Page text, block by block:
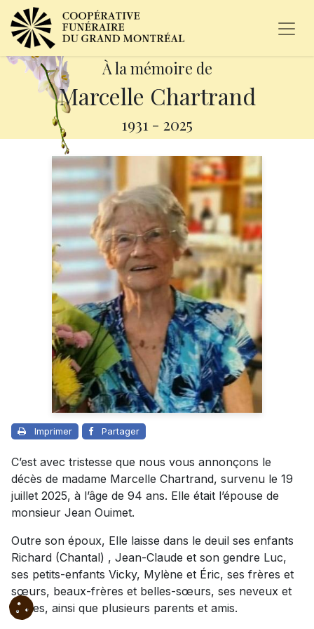
À la mémoire de
Marcelle Chartrand
1931 - 2025
Imprimer Partager
C’est avec tristesse que nous vous annonçons le
décès de madame Marcelle Chartrand, survenu le 19
juillet 2025, à l’âge de 94 ans. Elle était l’épouse de
monsieur Jean Ouimet.
Outre son époux, Elle laisse dans le deuil ses enfants
Richard (Chantal) , Jean-Claude et son gendre Luc,
ses petits-enfants Vicky, Mylène et Éric, ses frères et
sœurs, beaux-frères et belles-sœurs, ses neveux et
nièces, ainsi que plusieurs parents et amis.